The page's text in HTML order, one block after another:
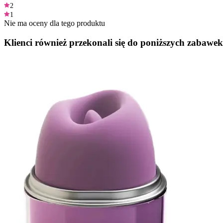
2
1
Nie ma oceny dla tego produktu
Klienci również przekonali się do poniższych